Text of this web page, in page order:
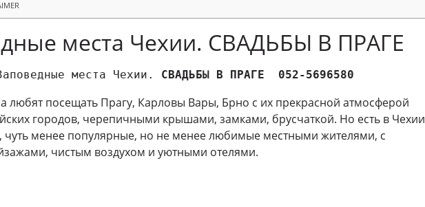
места Чехии. СВАДЬБЫ В ПРАГЕ
места Чехии. СВАДЬБЫ В ПРАГЕ  052-5696580
любят посещать Прагу, Карловы Вары, Брно с их прекрасной атмосферой
городов, черепичными крышами, замками, брусчаткой. Но есть в Чехии
чуть менее популярные, но не менее любимые местными жителями, с
чистым воздухом и уютными отелями.